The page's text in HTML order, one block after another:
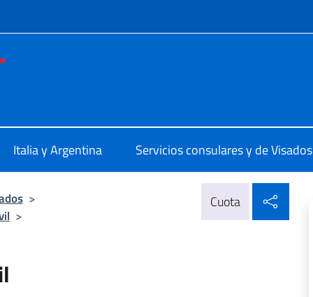
sociales y menú
Italia y Argentina Servicios consulares y de Visados
>
>
Cuota